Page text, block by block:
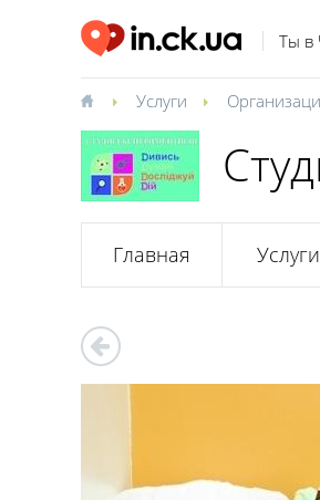
Ты в
Услуги
Главная Услуги